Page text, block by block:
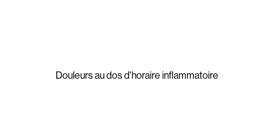
Douleurs au dos d'horaire inflammatoire